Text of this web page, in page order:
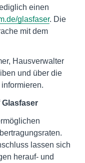
einen
glasfaser. Die
mit dem
Hausverwalter
und über die
lassen sich
herauf- und